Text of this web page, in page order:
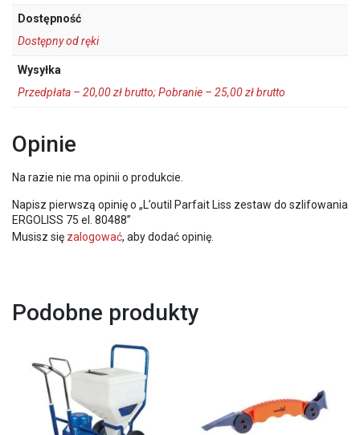
Dostępność
Dostępny od ręki
Wysyłka
Przedpłata – 20,00 zł brutto; Pobranie – 25,00 zł brutto
Opinie
Na razie nie ma opinii o produkcie.
Napisz pierwszą opinię o „L’outil Parfait Liss zestaw do szlifowania
ERGOLISS 75 el. 80488”
Musisz się zalogować, aby dodać opinię.
Podobne produkty